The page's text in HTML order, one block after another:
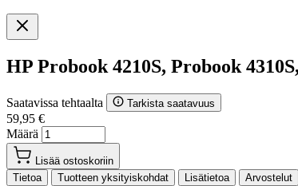
HP Probook 4210S, Probook
Saatavissa tehtaalta Tarkista saatavuus
59,95 €
Määrä
Lisää ostoskoriin
Tietoa
Tuotteen yksityiskohdat Lisätietoa Arvostelut